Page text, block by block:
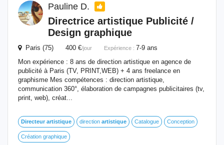
Pauline D.
Directrice artistique Publicité /
Design graphique
Paris (75) 400 €/jour Expérience : 7-9 ans
Mon expérience : 8 ans de direction artistique en agence de
publicité à Paris (TV, PRINT,WEB) + 4 ans freelance en
graphisme Mes compétences : direction artistique,
communication 360°, élaboration de campagnes publicitaires (tv,
print, web), créat...
Directeur artistique direction artistique Catalogue Conception
Création graphique